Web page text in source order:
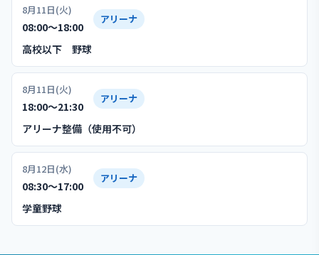
8月11日(火)
08:00〜18:00
アリーナ
高校以下 野球
8月11日(火)
18:00〜21:30
アリーナ
アリーナ整備（使用不可）
8月12日(水)
08:30〜17:00
アリーナ
学童野球